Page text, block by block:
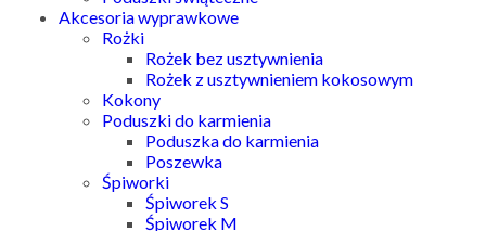
Akcesoria wyprawkowe
Rożki
Rożek bez usztywnienia
Rożek z usztywnieniem kokosowym
Kokony
Poduszki do karmienia
Poduszka do karmienia
Poszewka
Śpiworki
Śpiworek S
Śpiworek M